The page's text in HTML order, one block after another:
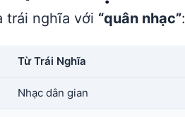
trái nghĩa với “quân nhạc”:
Từ Trái Nghĩa
Nhạc dân gian